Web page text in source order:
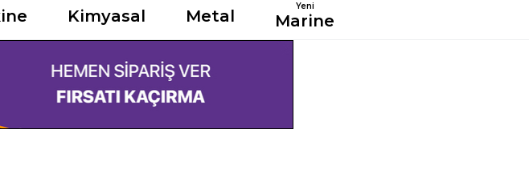
Kimyasal Metal Yeni
Marine